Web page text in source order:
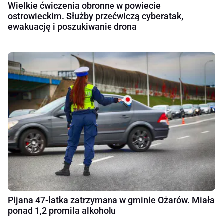
Wielkie ćwiczenia obronne w powiecie
ostrowieckim. Służby przećwiczą cyberatak,
ewakuację i poszukiwanie drona
Pijana 47-latka zatrzymana w gminie Ożarów. Miała
ponad 1,2 promila alkoholu